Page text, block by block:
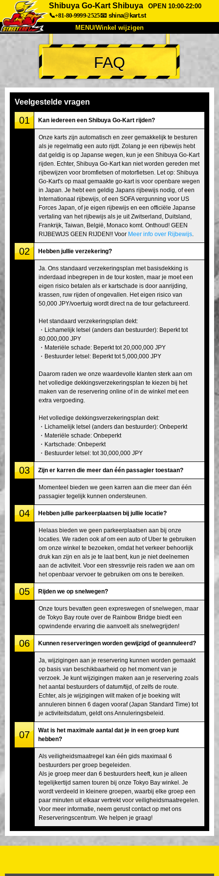
Shibuya Go-Kart Shibuya
OPEN 10:00-22:00
📞+81-80-9999-2525📧 shina@kart.st
MENU/Winkel wijzigen
TOP
Over Specificaties Prijzen
Bedrijf
Tokyo Shinagawa Tokyo Akihabara#1
Tokyo Akihabara#2 Tokyo Shibuya
Tokyo Shibuya Annex Tokyo Bay
Tokyo Asakusa Osaka
Okinawa
FAQ
Veelgestelde vragen
01 Kan iedereen een Shibuya Go-Kart rijden?
Onze karts zijn automatisch en zeer gemakkelijk te besturen
als je regelmatig een auto rijdt. Zolang je een rijbewijs hebt
dat geldig is op Japanse wegen, kun je een Shibuya Go-Kart
rijden. Echter, Shibuya Go-Kart kan niet worden gereden met
rijbewijzen voor bromfietsen of motorfietsen. Let op: Shibuya
Go-Kart's op maat gemaakte go-kart is voor openbare wegen
in Japan. Je hebt een geldig Japans rijbewijs nodig, of een
Internationaal rijbewijs, of een SOFA vergunning voor US
Forces Japan, of je eigen rijbewijs en een officiële Japanse
vertaling van het rijbewijs als je uit Zwitserland, Duitsland,
Frankrijk, Taiwan, België, Monaco komt. Onthoud! GEEN
RIJBEWIJS GEEN RIJDEN!! Voor Meer info over Rijbewijs
02 Hebben jullie verzekering?
Ja. Ons standaard verzekeringsplan met basisdekking is
inderdaad inbegrepen in de tour kosten, maar je moet een
eigen risico betalen als er kartschade is door aanrijding,
krassen, ruw rijden of ongevallen. Het eigen risico van
50,000 JPY/voertuig wordt direct na de tour gefactureerd.
Het standaard verzekeringsplan dekt:
・Lichamelijk letsel (anders dan bestuurder): Beperkt tot
80,000,000 JPY
・Materiële schade: Beperkt tot 20,000,000 JPY
・Bestuurder letsel: Beperkt tot 5,000,000 JPY
Daarom raden we onze waardevolle klanten sterk aan om
het volledige dekkingsverzekeringsplan te kiezen bij het
maken van de reservering online of in de winkel met een
extra vergoeding.
Het volledige dekkingsverzekeringsplan dekt:
・Lichamelijk letsel (anders dan bestuurder): Onbeperkt
・Materiële schade: Onbeperkt
・Kartschade: Onbeperkt
・Bestuurder letsel: tot 30,000,000 JPY
03 Zijn er karren die meer dan één passagier toestaan?
Momenteel bieden we geen karren aan die meer dan één
passagier tegelijk kunnen ondersteunen.
04 Hebben jullie parkeerplaatsen bij jullie locatie?
Helaas bieden we geen parkeerplaatsen aan bij onze
locaties. We raden ook af om een auto of Uber te gebruiken
om onze winkel te bezoeken, omdat het verkeer behoorlijk
druk kan zijn en als je te laat bent, kun je niet deelnemen
aan de activiteit. Voor een stressvrije reis raden we aan om
het openbaar vervoer te gebruiken om ons te bereiken.
05 Rijden we op snelwegen?
Onze tours bevatten geen expreswegen of snelwegen, maar
de Tokyo Bay route over de Rainbow Bridge biedt een
opwindende ervaring die aanvoelt als snelwegrijden!
06 Kunnen reserveringen worden gewijzigd of geannuleerd?
Ja, wijzigingen aan je reservering kunnen worden gemaakt
op basis van beschikbaarheid op het moment van je
verzoek. Je kunt wijzigingen maken aan je reservering zoals
het aantal bestuurders of datum/tijd, of zelfs de route.
Echter, als je wijzigingen wilt maken of je boeking wilt
annuleren binnen 6 dagen vooraf (Japan Standard Time) tot
je activiteitsdatum, geldt ons Annuleringsbeleid.
07
Wat is het maximale aantal dat je in een groep kunt
hebben?
Als veiligheidsmaatregel kan één gids maximaal 6
bestuurders per groep begeleiden.
Als je groep meer dan 6 bestuurders heeft, kun je alleen
tegelijkertijd samen touren bij onze Tokyo Bay winkel. Je
wordt verdeeld in kleinere groepen, waarbij elke groep een
paar minuten uit elkaar vertrekt voor veiligheidsmaatregelen.
Voor meer informatie, neem gerust contact op met ons
Reserveringscentrum. We helpen je graag!